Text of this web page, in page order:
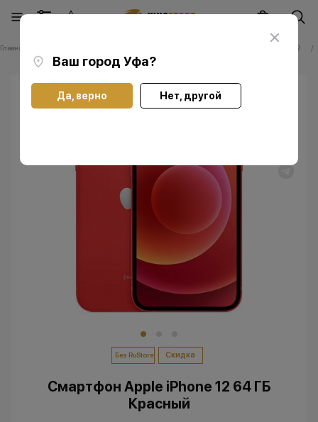
Ваш город Уфа?
Да, верно Нет, другой
Главная Смартфоны Apple iPhone 12
Без RuStore Скидка
Смартфон Apple iPhone 12 64 ГБ
Красный